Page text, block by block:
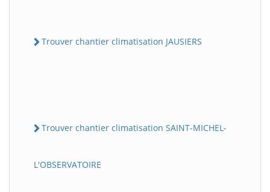
Trouver chantier climatisation JAUSIERS
Trouver chantier climatisation SAINT-MICHEL-
L'OBSERVATOIRE